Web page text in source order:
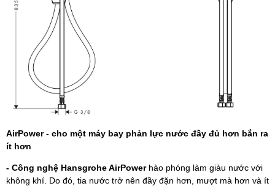
AirPower - cho một máy bay phản lực nước đầy đủ hơn bắn ra
ít hơn
- Công nghệ Hansgrohe AirPowerhào phóng làm giàu nước với
không khí. Do đó, tia nước trở nên đầy đặn hơn, mượt mà hơn và ít